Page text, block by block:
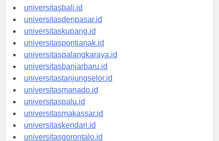
universitasbanten.id
universitasbali.id
universitasdenpasar.id
universitaskupang.id
universitaspontianak.id
universitaspalangkaraya.id
universitasbanjarbaru.id
universitastanjungselor.id
universitasmanado.id
universitaspalu.id
universitasmakassar.id
universitaskendari.id